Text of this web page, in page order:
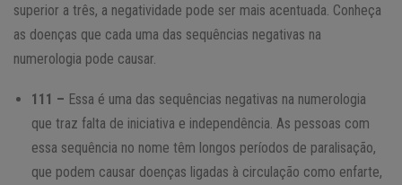
superior a três, a negatividade pode ser mais acentuada. Conheça
as doenças que cada uma das sequências negativas na
numerologia pode causar.
111 – Essa é uma das sequências negativas na numerologia
que traz falta de iniciativa e independência. As pessoas com
essa sequência no nome têm longos períodos de paralisação,
que podem causar doenças ligadas à circulação como enfarte,